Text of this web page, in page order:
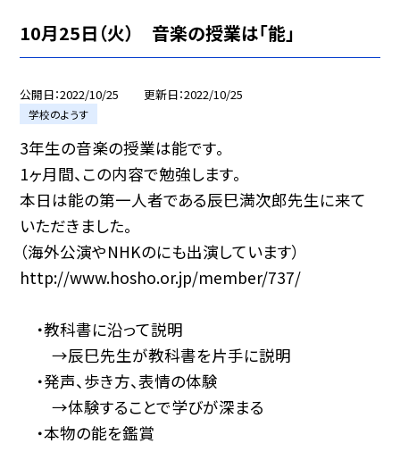
10月25日（火） 音楽の授業は「能」
公開日 2022/10/25 更新日 2022/10/25
学校のようす
3年生の音楽の授業は能です。
1ヶ月間、この内容で勉強します。
本日は能の第一人者である辰巳満次郎先生に来て
いただきました。
（海外公演やNHKのにも出演しています）
http://www.hosho.or.jp/member/737/
・教科書に沿って説明
→辰巳先生が教科書を片手に説明
・発声、歩き方、表情の体験
→体験することで学びが深まる
・本物の能を鑑賞